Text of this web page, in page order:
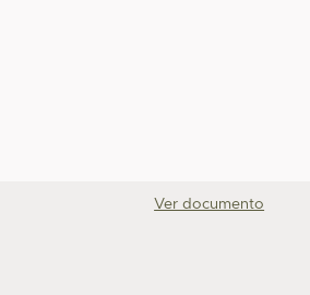
Ver documento